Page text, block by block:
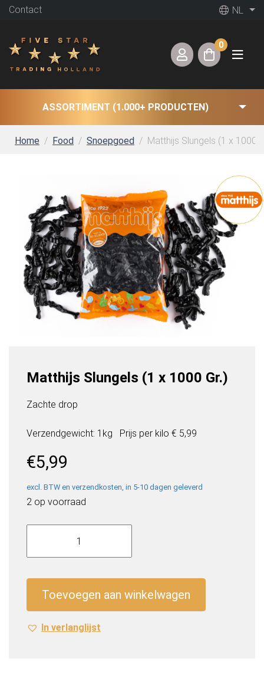
Contact NL
0
ASSORTIMENT (1.000+ PRODUCTEN)
Home Food Snoepgoed Matthijs Slungels (1 x 1000
Matthijs Slungels (1 x 1000 Gr.)
Zachte drop
Verzendgewicht: 1kg Prijs per kilo € 5,99
€5,99
excl. BTW en verzendkosten, in 5-10 dagen geleverd
2 op voorraad
Matthijs
(1
aantal
Toevoegen aan winkelwagen
In verlanglijst